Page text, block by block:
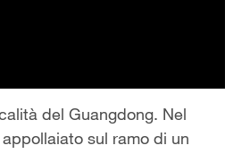
del Guangdong. Nel
sul ramo di un